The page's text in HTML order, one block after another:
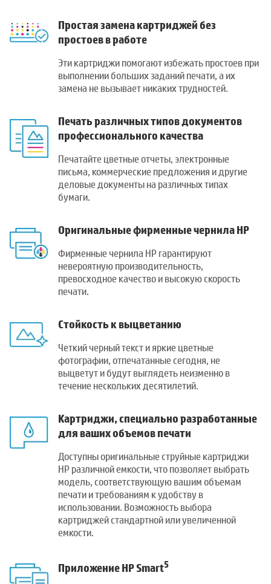
Простая замена картриджей без
простоев в работе
Эти картриджи помогают избежать простоев при
выполнении больших заданий печати, а их
замена не вызывает никаких трудностей.
Печать различных типов документов
профессионального качества
Печатайте цветные отчеты, электронные
письма, коммерческие предложения и другие
деловые документы на различных типах
бумаги.
Оригинальные фирменные чернила HP
Фирменные чернила HP гарантируют
невероятную производительность,
превосходное качество и высокую скорость
печати.
Стойкость к выцветанию
Четкий черный текст и яркие цветные
фотографии, отпечатанные сегодня, не
выцветут и будут выглядеть неизменно в
течение нескольких десятилетий.
Картриджи, специально разработанные
для ваших объемов печати
Доступны оригинальные струйные картриджи
HP различной емкости, что позволяет выбрать
модель, соответствующую вашим объемам
печати и требованиям к удобству в
использовании. Возможность выбора
картриджей стандартной или увеличенной
емкости.
Приложение HP Smart5